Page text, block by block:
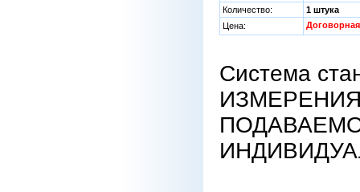
Количество:
1 штука
Цена:
Договорная
Система